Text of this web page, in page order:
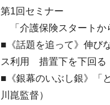
第1回セミナー
「介護保険スタートか
■《話題を追って》伸び
ス利用 措置下を下回る
■《銀幕のいぶし銀》「
川崑監督）